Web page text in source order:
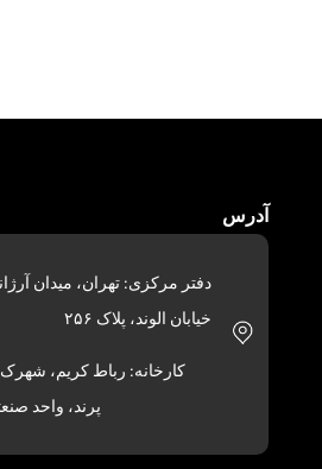
آدرس
دفتر مرکزی: تهران، میدان
خیابان الوند، پلاک ۲۵۶
کارخانه: رباط کریم،
پرند، واحد صنعتی